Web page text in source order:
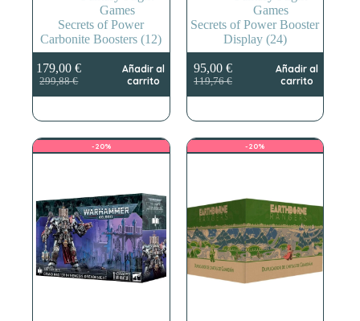
Games
Secrets of Power
Carbonite Boosters (12)
299,88€
El
precio
era:
299,88 €.
179,00€
El
precio
es:
179,00 €.
Añadir al
carrito
Games
Secrets of Power Booster
Display (24)
119,76€
El
precio
era:
119,76 €.
95,00 €
El
precio
es:
95,00 €.
Añadir al
carrito
-20% -20%